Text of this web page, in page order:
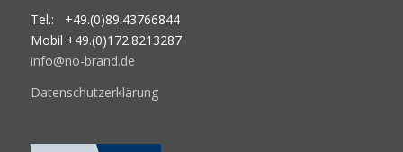
Tel.: +49.(0)89.43766844
Mobil +49.(0)172.8213287
info@no-brand.de
Datenschutzerklärung